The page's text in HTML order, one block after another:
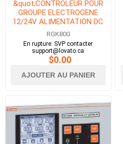
&quot;CONTROLEUR POUR
GROUPE ELECTROGENE
12/24V ALIMENTATION DC
AVEC RS485, PORT
CANBUS &amp;
OPTIQUE&quot;
RGK800
En rupture: SVP contacter
support@lovato.ca
$0.00
AJOUTER AU PANIER